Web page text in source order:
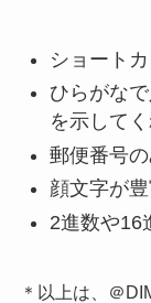
ショート
ひらがな
を示して
郵便番号
顔文字が豊
2進数や16
＊以上は、＠